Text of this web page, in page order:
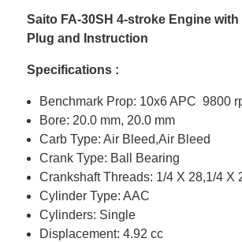
Saito FA-30SH 4-stroke Engine with
Plug and Instruction
Specifications :
Benchmark Prop: 10x6 APC 9800
Bore: 20.0 mm, 20.0 mm
Carb Type: Air Bleed,Air Bleed
Crank Type: Ball Bearing
Crankshaft Threads: 1/4 X 28,1/4 X
Cylinder Type: AAC
Cylinders: Single
Displacement: 4.92 cc